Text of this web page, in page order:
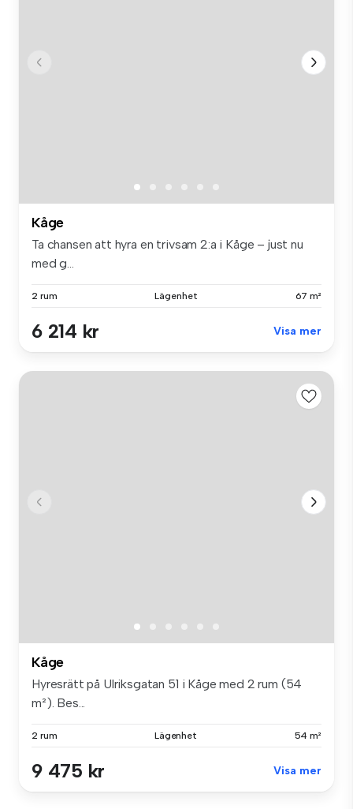
Kåge
Ta chansen att hyra en trivsam 2:a i Kåge – just nu
med g...
2 rum Lägenhet 67 m²
6 214 kr Visa mer
Kåge
Hyresrätt på Ulriksgatan 51 i Kåge med 2 rum (54
m²). Bes...
2 rum Lägenhet 54 m²
9 475 kr Visa mer